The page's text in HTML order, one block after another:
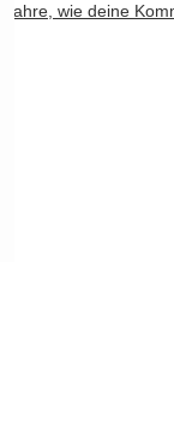
Erfahre, wie deine